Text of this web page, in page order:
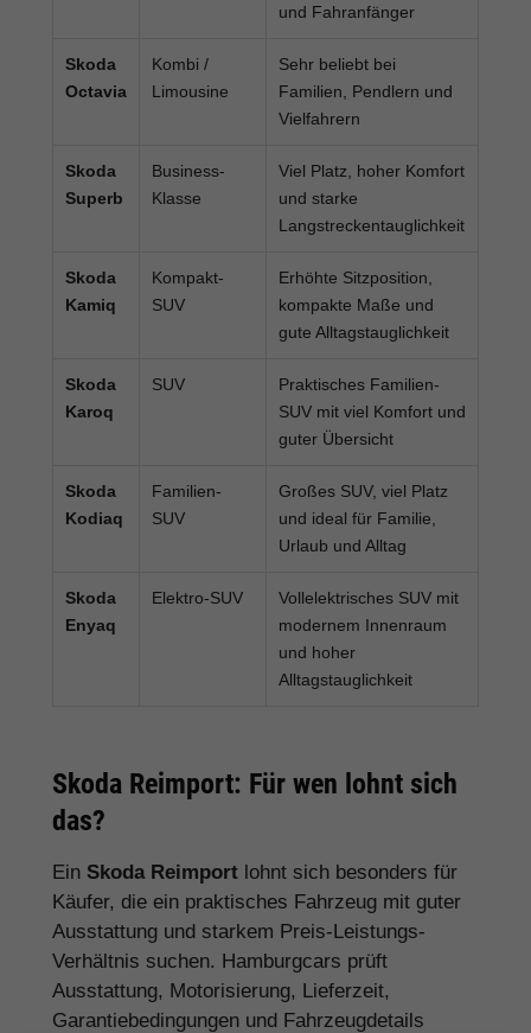
und Fahranfänger
Skoda
Octavia
Kombi /
Limousine
Sehr beliebt bei
Familien, Pendlern und
Vielfahrern
Skoda
Superb
Business-
Klasse
Viel Platz, hoher Komfort
und starke
Langstreckentauglichkeit
Skoda
Kamiq
Kompakt-
SUV
Erhöhte Sitzposition,
kompakte Maße und
gute Alltagstauglichkeit
Skoda
Karoq
SUV
Praktisches Familien-
SUV mit viel Komfort und
guter Übersicht
Skoda
Kodiaq
Familien-
SUV
Großes SUV, viel Platz
und ideal für Familie,
Urlaub und Alltag
Skoda
Enyaq
Elektro-SUV
Vollelektrisches SUV mit
modernem Innenraum
und hoher
Alltagstauglichkeit
Skoda Reimport: Für wen lohnt sich
das?
Ein Skoda Reimport lohnt sich besonders für
Käufer, die ein praktisches Fahrzeug mit guter
Ausstattung und starkem Preis-Leistungs-
Verhältnis suchen. Hamburgcars prüft
Ausstattung, Motorisierung, Lieferzeit,
Garantiebedingungen und Fahrzeugdetails